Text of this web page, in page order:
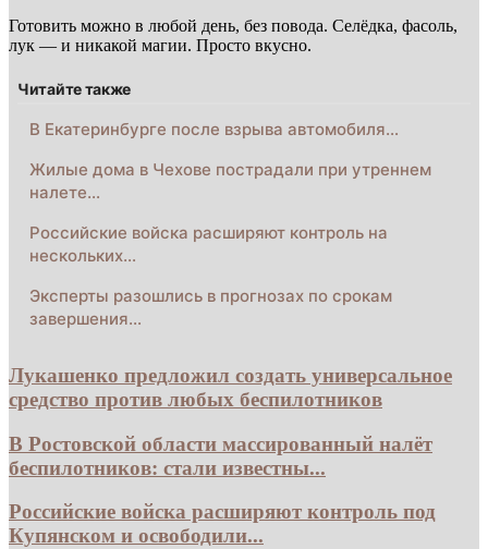
Готовить можно в любой день, без повода. Селёдка, фасоль,
лук — и никакой магии. Просто вкусно.
Читайте также
В Екатеринбурге после взрыва автомобиля…
Жилые дома в Чехове пострадали при утреннем
налете…
Российские войска расширяют контроль на
нескольких…
Эксперты разошлись в прогнозах по срокам
завершения…
Лукашенко предложил создать универсальное
средство против любых беспилотников
В Ростовской области массированный налёт
беспилотников: стали известны...
Российские войска расширяют контроль под
Купянском и освободили...